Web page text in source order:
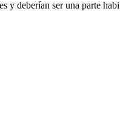
y deberían ser una parte